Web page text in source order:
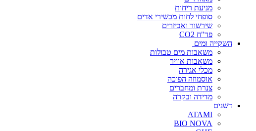
מניעת ריחות
סופחי לחות מכשירי אדים
שירשור ואביזרים
פד"ח CO2
השקייה ומים
משאבות מים טבולות
משאבות אוויר
מכלי אגירה
אוסמוזה הפוכה
צנרת ומחברים
מדידה ובקרה
דשנים
ATAMI
BIO NOVA